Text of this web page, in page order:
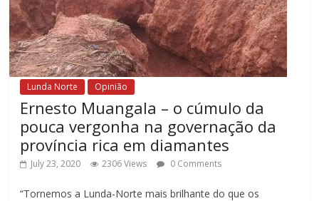
Lunda Norte Opinião
Ernesto Muangala – o cúmulo da
pouca vergonha na governação da
província rica em diamantes
July 23, 2020 2306 Views 0 Comments
“Tornemos a Lunda-Norte mais brilhante do que os